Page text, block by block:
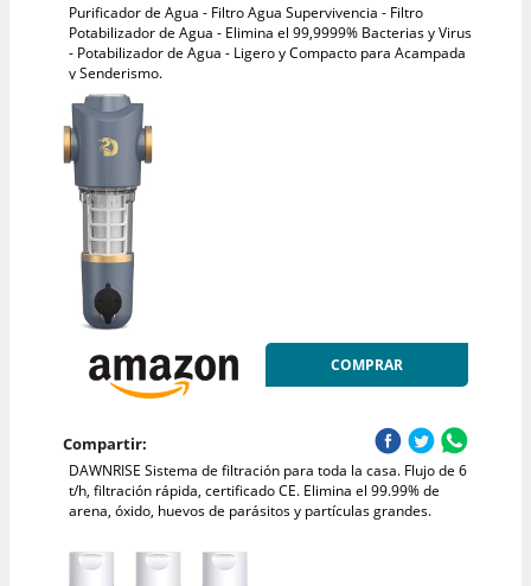
Purificador de Agua - Filtro Agua Supervivencia - Filtro
Potabilizador de Agua - Elimina el 99,9999% Bacterias y Virus
- Potabilizador de Agua - Ligero y Compacto para Acampada
y Senderismo.
COMPRAR
Compartir:
DAWNRISE Sistema de filtración para toda la casa. Flujo de 6
t/h, filtración rápida, certificado CE. Elimina el 99.99% de
arena, óxido, huevos de parásitos y partículas grandes.